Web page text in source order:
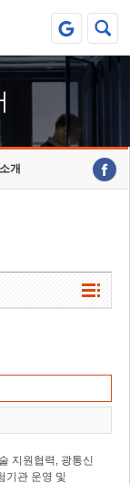
개
지원협력, 광통신
기관 운영 및